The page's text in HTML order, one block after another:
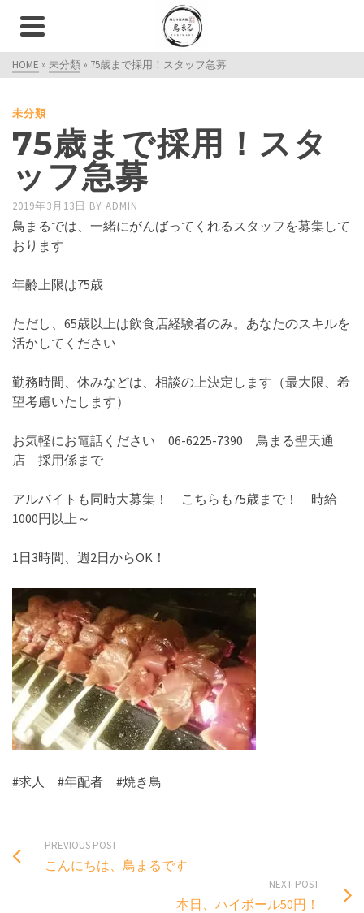
HOME » 未分類 » 75歳まで採用！スタッフ急募
未分類
75歳まで採用！スタ
ッフ急募
2019年3月13日 BY ADMIN
鳥まるでは、一緒にがんばってくれるスタッフを募集して
おります
年齢上限は75歳
ただし、65歳以上は飲食店経験者のみ。あなたのスキルを
活かしてください
勤務時間、休みなどは、相談の上決定します（最大限、希
望考慮いたします）
お気軽にお電話ください 06-6225-7390 鳥まる聖天通
店 採用係まで
アルバイトも同時大募集！ こちらも75歳まで！ 時給
1000円以上～
1日3時間、週2日からOK！
#求人 #年配者 #焼き鳥
PREVIOUS POST
こんにちは、鳥まるです
NEXT POST
本日、ハイボール50円！